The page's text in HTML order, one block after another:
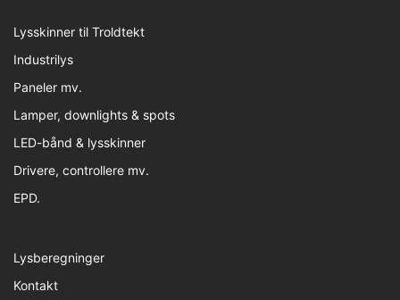
Lysskinner til Troldtekt
Industrilys
Paneler mv.
Lamper, downlights & spots
LED-bånd & lysskinner
Drivere, controllere mv.
EPD.
Lysberegninger
Kontakt